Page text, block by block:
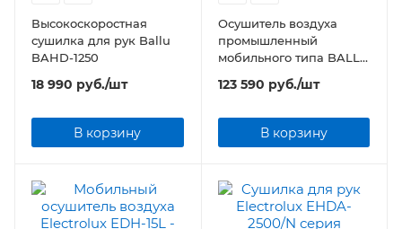
Высокоскоростная
сушилка для рук Ballu
BAHD-1250
18 990 руб./шт
В корзину
Осушитель воздуха
промышленный
мобильного типа BALLU
123 590 руб./шт
В корзину